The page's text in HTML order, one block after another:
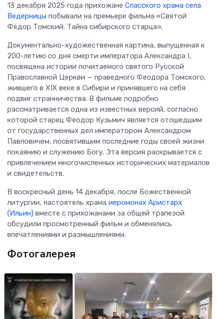
13 декабря 2025 года прихожане Спасского храма села
Ведерницы побывали на премьере фильма «Святой
Фёдор Томский. Тайна сибирского старца».
Документально-художественная картина, выпущенная к
200-летию со дня смерти императора Александра I,
посвящена истории почитаемого святого Русской
Православной Церкви — праведного Феодора Томского,
жившего в XIX веке в Сибири и принявшего на себя
подвиг странничества. В фильме подробно
рассматривается одна из известных версий, согласно
которой старец Феодор Кузьмич является отошедшим
от государственных дел императором Александром
Павловичем, посвятившим последние годы своей жизни
покаянию и служению Богу. Эта версия раскрывается с
привлечением многочисленных исторических материалов
и свидетельств.
В воскресный день 14 декабря, после Божественной
литургии, настоятель храма иеромонах Аристарх
(Ильин) вместе с прихожанами за общей трапезой
обсудили просмотренный фильм и обменялись
впечатлениями и размышлениями.
Фотогалерея